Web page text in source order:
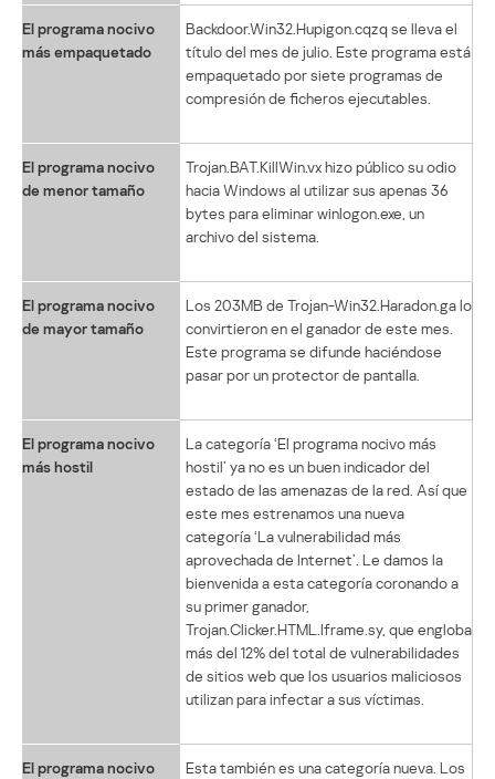
El programa nocivo
más empaquetado
Backdoor.Win32.Hupigon.cqzq se lleva el
título del mes de julio. Este programa está
empaquetado por siete programas de
compresión de ficheros ejecutables.
El programa nocivo
de menor tamaño
Trojan.BAT.KillWin.vx hizo público su odio
hacia Windows al utilizar sus apenas 36
bytes para eliminar winlogon.exe, un
archivo del sistema.
El programa nocivo
de mayor tamaño
Los 203MB de Trojan-Win32.Haradon.ga lo
convirtieron en el ganador de este mes.
Este programa se difunde haciéndose
pasar por un protector de pantalla.
El programa nocivo
más hostil
La categoría ‘El programa nocivo más
hostil’ ya no es un buen indicador del
estado de las amenazas de la red. Así que
este mes estrenamos una nueva
categoría ‘La vulnerabilidad más
aprovechada de Internet’. Le damos la
bienvenida a esta categoría coronando a
su primer ganador,
Trojan.Clicker.HTML.Iframe.sy, que engloba
más del 12% del total de vulnerabilidades
de sitios web que los usuarios maliciosos
utilizan para infectar a sus víctimas.
El programa nocivo
Esta también es una categoría nueva. Los